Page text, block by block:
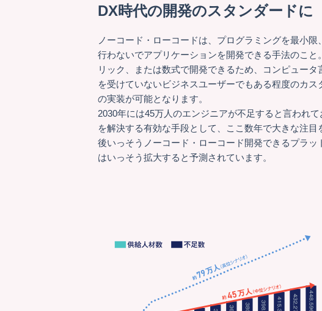
DX時代の開発のスタンダードに
ノーコード・ローコードは、プログラミングを最小限
行わないでアプリケーションを開発できる手法のこと
リック、または数式で開発できるため、コンピュータ
を受けていないビジネスユーザーでもある程度のカス
の実装が可能となります。
2030年には45万人のエンジニアが不足すると言われ
を解決する有効な手段として、ここ数年で大きな注目
後いっそうノーコード・ローコード開発できるプラッ
はいっそう拡大すると予測されています。